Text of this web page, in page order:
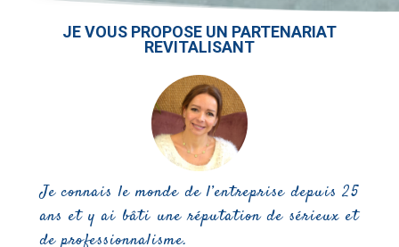
JE VOUS PROPOSE UN PARTENARIAT
REVITALISANT
Je connais le monde de l’entreprise depuis 25
ans et y ai bâti une réputation de sérieux et
de professionnalisme.